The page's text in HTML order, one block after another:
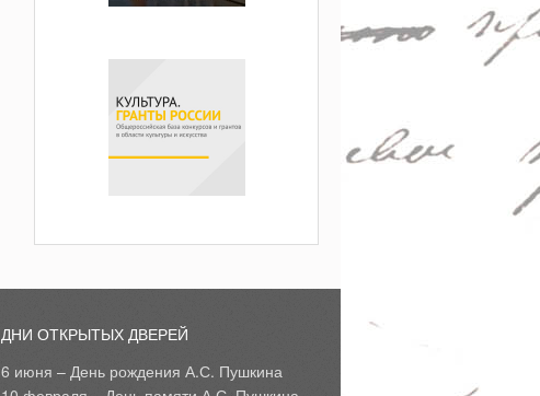
ДНИ ОТКРЫТЫХ ДВЕРЕЙ
6 июня – День рождения А.С. Пушкина